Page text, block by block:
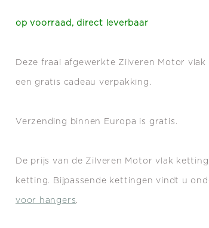
op voorraad, direct leverbaar
Deze fraai afgewerkte Zilveren Motor
een gratis cadeau verpakking.
Verzending binnen Europa is gratis.
De prijs van de Zilveren Motor vlak
ketting. Bijpassende kettingen vindt u
voor hangers.